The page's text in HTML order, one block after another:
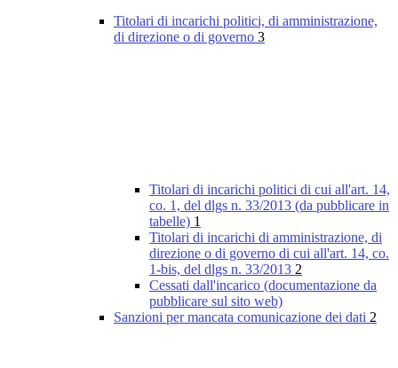
Titolari di incarichi politici, di amministrazione,
di direzione o di governo 3
Titolari di incarichi politici di cui all'art. 14,
co. 1, del dlgs n. 33/2013 (da pubblicare in
tabelle) 1
Titolari di incarichi di amministrazione, di
direzione o di governo di cui all'art. 14, co.
1-bis, del dlgs n. 33/2013 2
Cessati dall'incarico (documentazione da
pubblicare sul sito web)
Sanzioni per mancata comunicazione dei dati 2